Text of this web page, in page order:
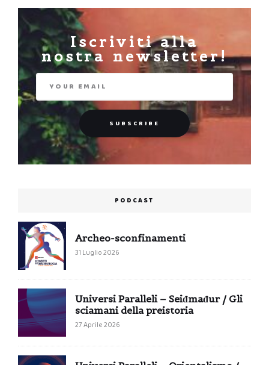
Iscriviti alla
nostra newsletter!
PODCAST
Archeo-sconfinamenti
31 Luglio 2026
Universi Paralleli – Seiđmađur / Gli
sciamani della preistoria
27 Aprile 2026